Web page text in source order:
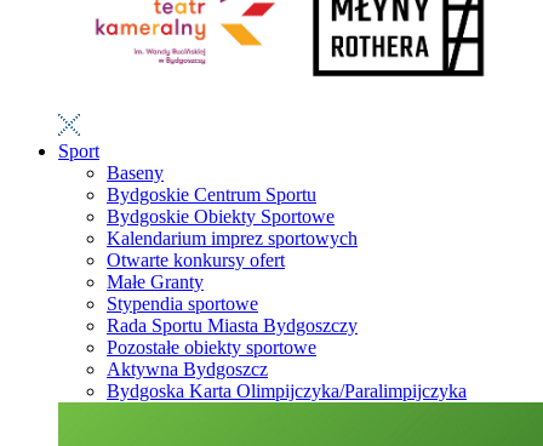
Sport
Baseny
Bydgoskie Centrum Sportu
Bydgoskie Obiekty Sportowe
Kalendarium imprez sportowych
Otwarte konkursy ofert
Małe Granty
Stypendia sportowe
Rada Sportu Miasta Bydgoszczy
Pozostałe obiekty sportowe
Aktywna Bydgoszcz
Bydgoska Karta Olimpijczyka/Paralimpijczyka